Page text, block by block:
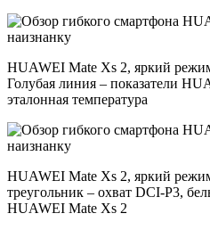
HUAWEI Mate Xs 2, яркий
Голубая линия – показатели
эталонная температура
HUAWEI Mate Xs 2, яркий
треугольник – охват DCI-P3,
HUAWEI Mate Xs 2